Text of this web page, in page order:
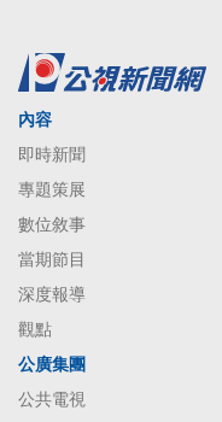
內容
即時新聞
專題策展
數位敘事
當期節目
深度報導
觀點
公廣集團
公共電視